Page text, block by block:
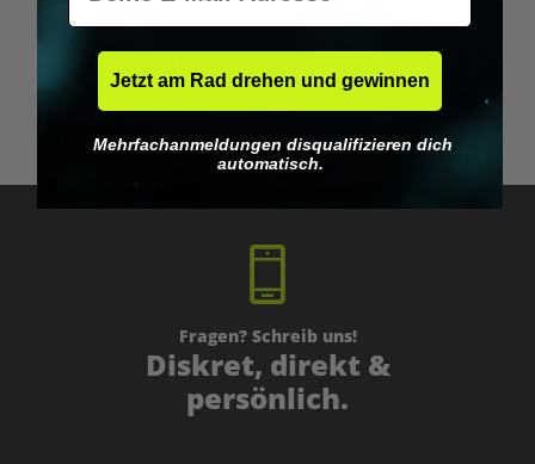
Durchschnittliche Bewertung von 5 von 5 Sternen
1BP - LSD Blotter (175 mcg)
39,95 €*
Fragen? Schreib uns!
Diskret, direkt &
persönlich.
Jetzt am Rad drehen und gewinnen
Mehrfachanmeldungen disqualifizieren dich
automatisch.